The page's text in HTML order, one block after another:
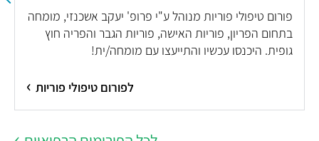
פורום טיפולי פוריות מנוהל ע"י פרופ' יעקב אשכנזי, מומחה
בתחום הפריון, פוריות האישה, פוריות הגבר והפריה חוץ
גופית. היכנסו עכשיו והתייעצו עם מומחה/ית!
לפורום טיפולי פוריות